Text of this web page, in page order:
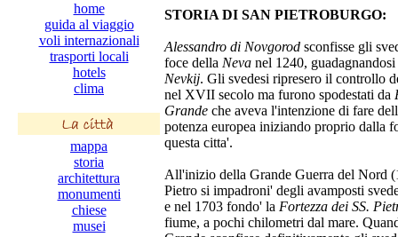
home
guida al viaggio
voli internazionali
trasporti locali
hotels
clima
mappa
storia
architettura
monumenti
chiese
musei
STORIA DI SAN PIETROBURGO:
Alessandro di Novgorod sconfisse gli
foce della Neva nel 1240,
Nevkij. Gli svedesi ripresero il controllo
nel XVII secolo ma furono spodestati da
Grande che aveva l'intenzione di fare
potenza europea iniziando proprio dalla
questa citta'.
All'inizio della Grande Guerra del Nord
Pietro si impadroni' degli avamposti
e nel 1703 fondo' la Fortezza dei SS.
fiume, a pochi chilometri dal mare.